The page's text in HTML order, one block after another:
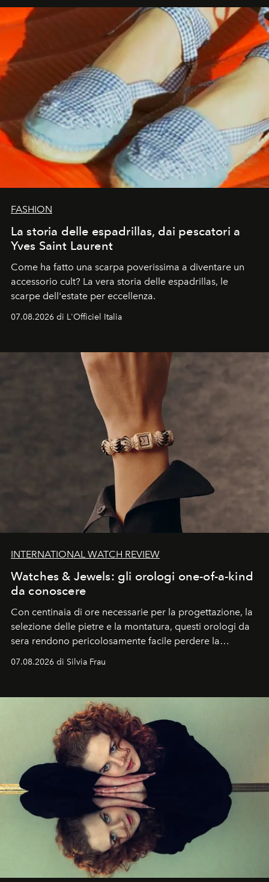
FASHION
La storia delle espadrillas, dai pescatori a
Yves Saint Laurent
Come ha fatto una scarpa poverissima a diventare un
accessorio cult? La vera storia delle espadrillas, le
scarpe dell'estate per eccellenza.
07.08.2026 di L'Officiel Italia
INTERNATIONAL WATCH REVIEW
Watches & Jewels: gli orologi one-of-a-kind
da conoscere
Con centinaia di ore necessarie per la progettazione, la
selezione delle pietre e la montatura, questi orologi da
sera rendono pericolosamente facile perdere la
07.08.2026 di Silvia Frau